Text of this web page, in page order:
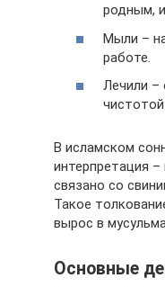
родным,
Мыли –
работе.
Лечили –
В исламском
интерпретация
связано со
Такое
вырос в
Основные